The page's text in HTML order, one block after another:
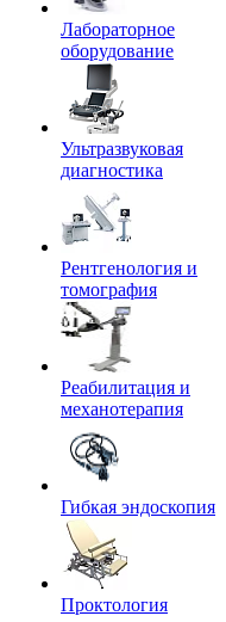
Лабораторное
оборудование
Ультразвуковая
диагностика
Рентгенология и
томография
Реабилитация и
механотерапия
Гибкая эндоскопия
Проктология